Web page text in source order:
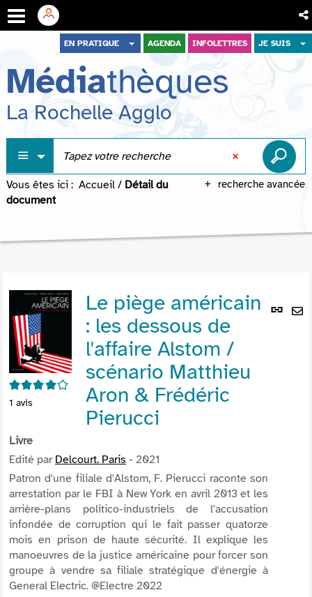
menu
contenu
recherche
EN PRATIQUE AGENDA INFOLETTRES JE SUIS
Médiathèques
La Rochelle Agglo
recherche avancée
Vous êtes ici : Accueil / Détail du
document
Lien
4/5
1 avis
Le piège américain
: les dessous de
l'affaire Alstom /
scénario Matthieu
Aron & Frédéric
Pierucci
Livre
Edité par Delcourt. Paris - 2021
Patron d'une filiale d'Alstom, F. Pierucci raconte son
arrestation par le FBI à New York en avril 2013 et les
arrière-plans politico-industriels de l'accusation
infondée de corruption qui le fait passer quatorze
mois en prison de haute sécurité. Il explique les
manoeuvres de la justice américaine pour forcer son
groupe à vendre sa filiale stratégique d'énergie à
General Electric. @Electre 2022